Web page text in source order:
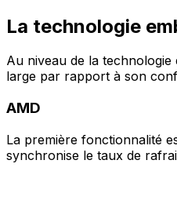
La technologie
Au niveau de la
large par rapport à son
AMD
La première fonctionnalité
synchronise le taux de